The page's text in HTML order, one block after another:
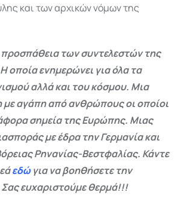
και των αρχικών νόμων της
των συντελεστών της
ενημερώνει για όλα τα
αλλά και του κόσμου. Μια
με αγάπη από ανθρώπους οι οποίοι
σημεία της Ευρώπης. Μιας
με έδρα την Γερμανία και
Ρηνανίας-Βεστφαλίας. Κάντε
εδώγια να βοηθήσετε την
ευχαριστούμε θερμά!!!